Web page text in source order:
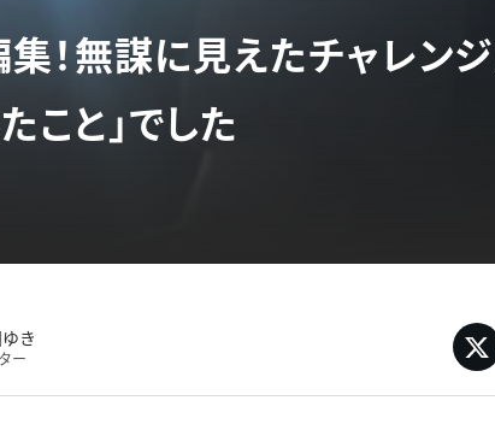
！無謀に見えたチャレン
こと」でした
き
ー